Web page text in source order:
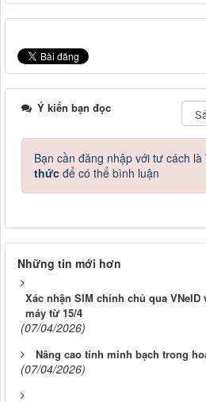
Ý kiến bạn đọc
Bạn cần đăng nhập với tư cách là
thức để có thể bình luận
Những tin mới hơn
Xác nhận SIM chính chủ qua
máy từ 15/4
(07/04/2026)
Nâng cao tính minh bạch trong
(07/04/2026)